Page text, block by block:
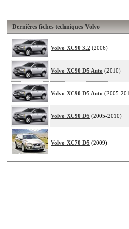
Dernières fiches techniques Volvo
Volvo XC90 3.2 (2006)
Volvo XC90 D5 Auto (2010)
Volvo XC90 D5 Auto (2005-
Volvo XC90 D5 (2005-2010)
Volvo XC70 D5 (2009)